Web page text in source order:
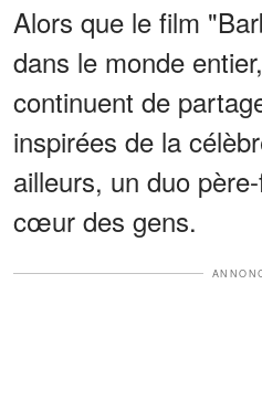
Alors que le film
dans le monde
continuent de
inspirées de la
ailleurs, un duo
cœur des gens.